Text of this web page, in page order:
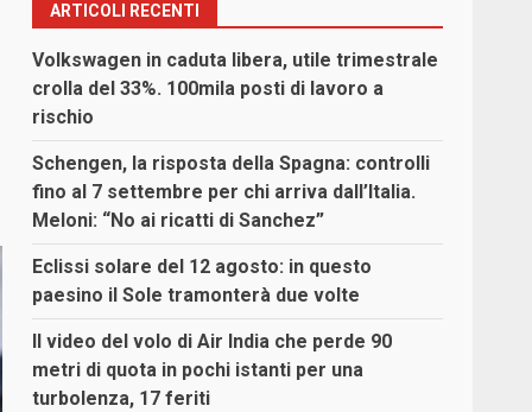
ARTICOLI RECENTI
Volkswagen in caduta libera, utile trimestrale
crolla del 33%. 100mila posti di lavoro a
rischio
Schengen, la risposta della Spagna: controlli
fino al 7 settembre per chi arriva dall’Italia.
Meloni: “No ai ricatti di Sanchez”
Eclissi solare del 12 agosto: in questo
paesino il Sole tramonterà due volte
Il video del volo di Air India che perde 90
metri di quota in pochi istanti per una
turbolenza, 17 feriti